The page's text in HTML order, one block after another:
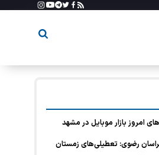
امروز بازار موبایل در مشهد
رضوی: تعطیلی‌های زمستان